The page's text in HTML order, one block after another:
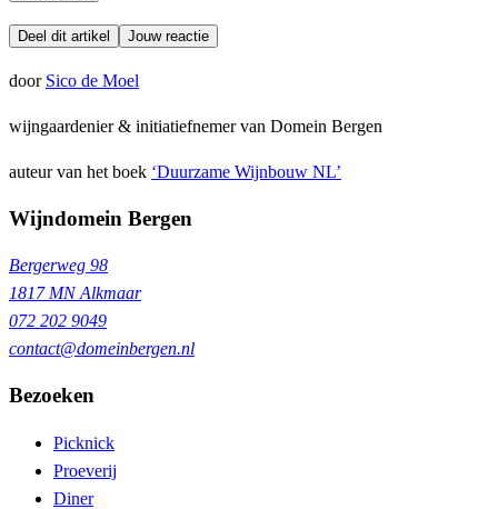
Deel dit artikel Jouw reactie
door Sico de Moel
wijngaardenier & initiatiefnemer van Domein Bergen
auteur van het boek ‘Duurzame Wijnbouw NL’
Wijndomein Bergen
Bergerweg 98
1817 MN Alkmaar
072 202 9049
contact@domeinbergen.nl
Bezoeken
Picknick
Proeverij
Diner